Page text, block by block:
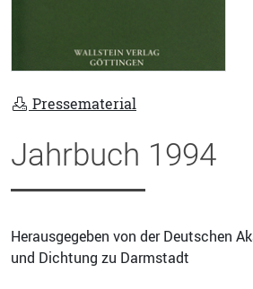
Pressematerial
Jahrbuch 1994
Herausgegeben von der Deutschen
und Dichtung zu Darmstadt